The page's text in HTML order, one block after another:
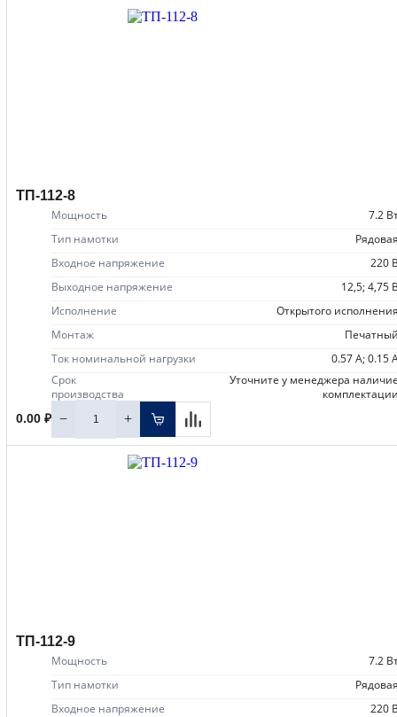
ТП-112-8
Мощность
7.2
Тип намотки
Входное напряжение
220
Выходное напряжение
12,5; 4,75
Исполнение
открытого
Монтаж
Ток номинальной нагрузки
0.57 А; 0.15
Срок
производства
уточните у менеджера наличие
0.00 ₽ − +
ТП-112-9
Мощность
7.2
Тип намотки
Входное напряжение
220